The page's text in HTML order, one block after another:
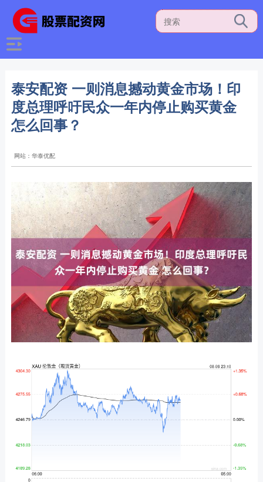
泰安配资 一则消息撼动黄金市场！印
度总理呼吁民众一年内停止购买黄金
怎么回事？
网站：华泰优配